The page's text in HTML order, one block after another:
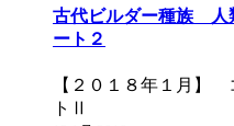
古代ビルダー種族 人
ート２
【２０１８年１月】
トⅡ